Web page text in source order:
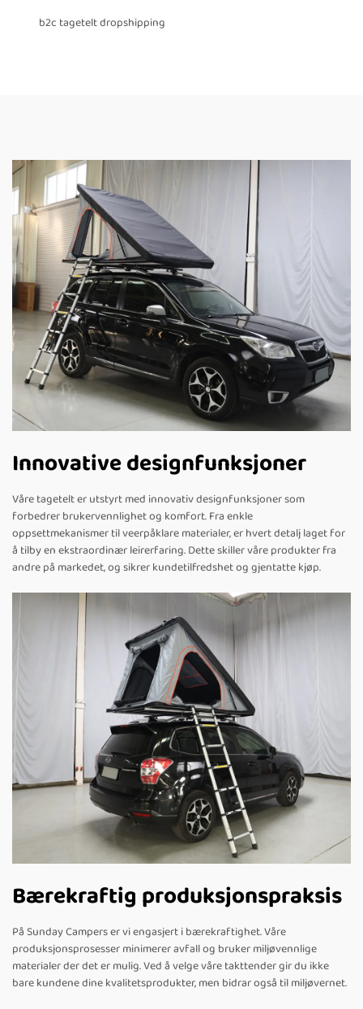
b2c tagetelt dropshipping
Innovative designfunksjoner
Våre tagetelt er utstyrt med innovativ designfunksjoner som
forbedrer brukervennlighet og komfort. Fra enkle
oppsettmekanismer til veerpåklare materialer, er hvert detalj laget for
å tilby en ekstraordinær leirerfaring. Dette skiller våre produkter fra
andre på markedet, og sikrer kundetilfredshet og gjentatte kjøp.
Bærekraftig produksjonspraksis
På Sunday Campers er vi engasjert i bærekraftighet. Våre
produksjonsprosesser minimerer avfall og bruker miljøvennlige
materialer der det er mulig. Ved å velge våre takttender gir du ikke
bare kundene dine kvalitetsprodukter, men bidrar også til miljøvernet.